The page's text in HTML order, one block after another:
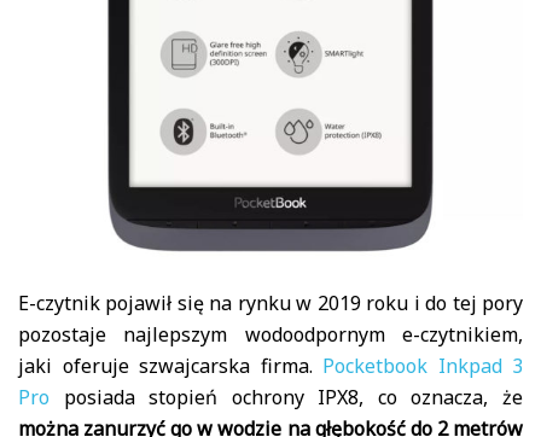
E-czytnik pojawił się na rynku w 2019 roku i do tej pory
pozostaje najlepszym wodoodpornym e-czytnikiem,
jaki oferuje szwajcarska firma. Pocketbook Inkpad 3
Pro posiada stopień ochrony IPX8, co oznacza, że
można zanurzyć go w wodzie na głębokość do 2 metrów